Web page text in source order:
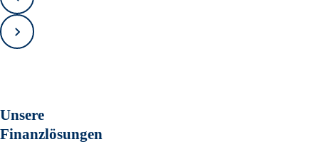
Zurück
Vorwärts
Unsere
Finanzlösungen